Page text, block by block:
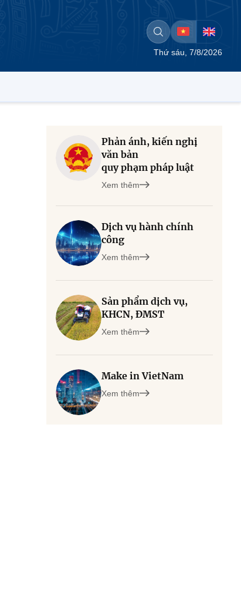
Thứ sáu, 7/8/2026
Phản ánh, kiến nghị
văn bản
quy phạm pháp luật
Xem thêm
Dịch vụ hành chính
công
Xem thêm
Sản phẩm dịch vụ,
KHCN, ĐMST
Xem thêm
Make in VietNam
Xem thêm